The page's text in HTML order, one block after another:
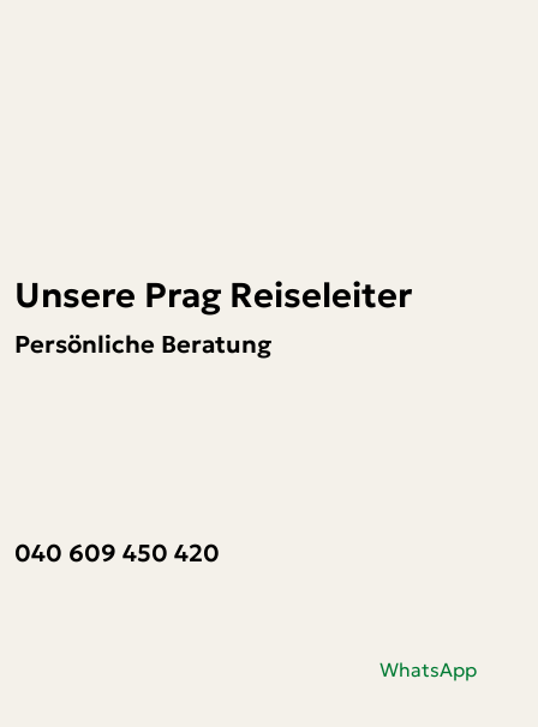
Unsere Prag Reiseleiter
Persönliche Beratung
040 609 450 420
WhatsApp